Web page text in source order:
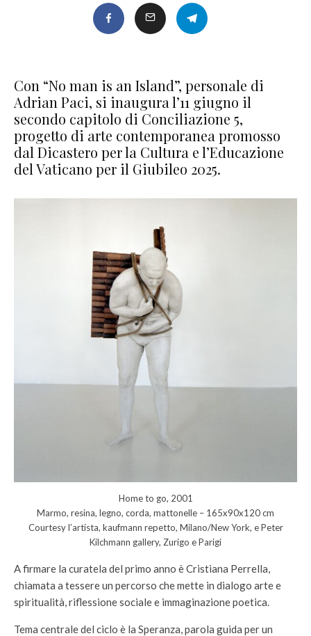
Con “No man is an Island”, personale di
Adrian Paci, si inaugura l’11 giugno il
secondo capitolo di Conciliazione 5,
progetto di arte contemporanea promosso
dal Dicastero per la Cultura e l’Educazione
del Vaticano per il Giubileo 2025.
Home to go, 2001
Marmo, resina, legno, corda, mattonelle – 165x90x120 cm
Courtesy l’artista, kaufmann repetto, Milano/New York, e Peter
Kilchmann gallery, Zurigo e Parigi
A firmare la curatela del primo anno è Cristiana Perrella,
chiamata a tessere un percorso che mette in dialogo arte e
spiritualità, riflessione sociale e immaginazione poetica.
Tema centrale del ciclo è la Speranza, parola guida per un